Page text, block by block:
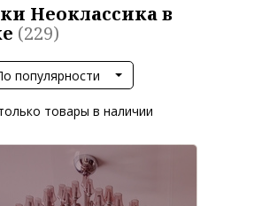
Неоклассика в
(229)
популярности
товары в наличии